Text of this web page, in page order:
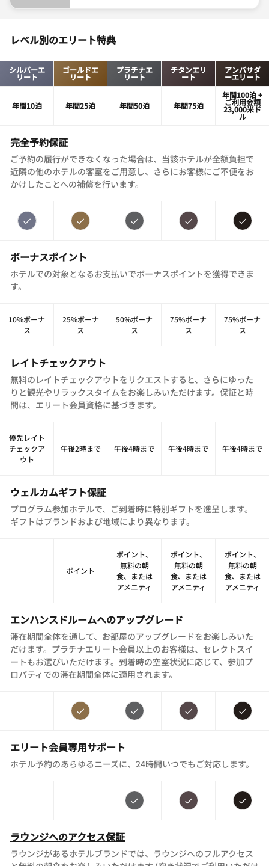
レベル別のエリート特典
シルバーエ
リート
ゴールドエ
リート
プラチナエ
リート
チタンエリ
ート
アンバサダ
ーエリート
年間10泊 年間25泊 年間50泊 年間75泊
年間100泊 +
ご利用金額
23,000米ド
ル
完全予約保証
ご予約の履行ができなくなった場合は、当該ホテルが全額負担で
近隣の他のホテルの客室をご用意し、さらにお客様にご不便をお
かけしたことへの補償を行います。
ボーナスポイント
ホテルでの対象となるお支払いでボーナスポイントを獲得できま
す。
10%ボーナ
ス
25%ボーナ
ス
50%ボーナ
ス
75%ボーナ
ス
75%ボーナ
ス
レイトチェックアウト
無料のレイトチェックアウトをリクエストすると、さらにゆった
りと観光やリラックスタイムをお楽しみいただけます。保証と時
間は、エリート会員資格に基づきます。
優先レイト
チェックア
ウト
午後2時まで 午後4時まで 午後4時まで 午後4時まで
ウェルカムギフト保証
プログラム参加ホテルで、ご到着時に特別ギフトを進呈します。
ギフトはブランドおよび地域により異なります。
ポイント
ポイント、
無料の朝
食、または
アメニティ
ポイント、
無料の朝
食、または
アメニティ
ポイント、
無料の朝
食、または
アメニティ
エンハンスドルームへのアップグレード
滞在期間全体を通して、お部屋のアップグレードをお楽しみいた
だけます。プラチナエリート会員以上のお客様は、セレクトスイ
ートもお選びいただけます。到着時の空室状況に応じて、参加プ
ロパティでの滞在期間全体に適用されます。
エリート会員専用サポート
ホテル予約のあらゆるニーズに、24時間いつでもご対応します。
ラウンジへのアクセス保証
ラウンジがあるホテルブランドでは、ラウンジへのフルアクセス